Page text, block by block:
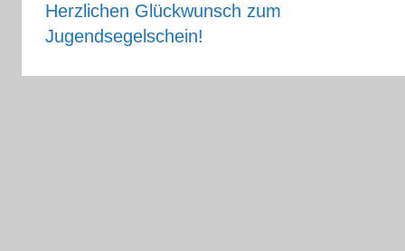
Herzlichen Glückwunsch zum
Jugendsegelschein!